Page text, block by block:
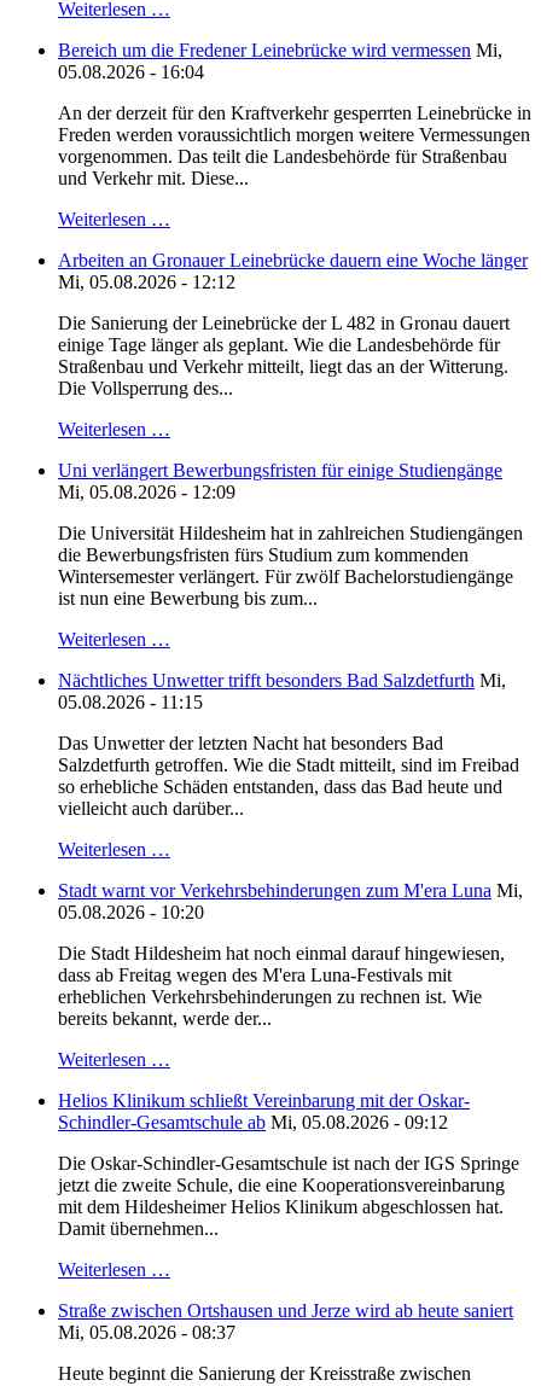
Weiterlesen …
Bereich um die Fredener Leinebrücke wird vermessen Mi,
05.08.2026 - 16:04
An der derzeit für den Kraftverkehr gesperrten Leinebrücke in
Freden werden voraussichtlich morgen weitere Vermessungen
vorgenommen. Das teilt die Landesbehörde für Straßenbau
und Verkehr mit. Diese...
Weiterlesen …
Arbeiten an Gronauer Leinebrücke dauern eine Woche länger
Mi, 05.08.2026 - 12:12
Die Sanierung der Leinebrücke der L 482 in Gronau dauert
einige Tage länger als geplant. Wie die Landesbehörde für
Straßenbau und Verkehr mitteilt, liegt das an der Witterung.
Die Vollsperrung des...
Weiterlesen …
Uni verlängert Bewerbungsfristen für einige Studiengänge
Mi, 05.08.2026 - 12:09
Die Universität Hildesheim hat in zahlreichen Studiengängen
die Bewerbungsfristen fürs Studium zum kommenden
Wintersemester verlängert. Für zwölf Bachelorstudiengänge
ist nun eine Bewerbung bis zum...
Weiterlesen …
Nächtliches Unwetter trifft besonders Bad Salzdetfurth Mi,
05.08.2026 - 11:15
Das Unwetter der letzten Nacht hat besonders Bad
Salzdetfurth getroffen. Wie die Stadt mitteilt, sind im Freibad
so erhebliche Schäden entstanden, dass das Bad heute und
vielleicht auch darüber...
Weiterlesen …
Stadt warnt vor Verkehrsbehinderungen zum M'era Luna Mi,
05.08.2026 - 10:20
Die Stadt Hildesheim hat noch einmal darauf hingewiesen,
dass ab Freitag wegen des M'era Luna-Festivals mit
erheblichen Verkehrsbehinderungen zu rechnen ist. Wie
bereits bekannt, werde der...
Weiterlesen …
Helios Klinikum schließt Vereinbarung mit der Oskar-
Schindler-Gesamtschule ab Mi, 05.08.2026 - 09:12
Die Oskar-Schindler-Gesamtschule ist nach der IGS Springe
jetzt die zweite Schule, die eine Kooperationsvereinbarung
mit dem Hildesheimer Helios Klinikum abgeschlossen hat.
Damit übernehmen...
Weiterlesen …
Straße zwischen Ortshausen und Jerze wird ab heute saniert
Mi, 05.08.2026 - 08:37
Heute beginnt die Sanierung der Kreisstraße zwischen